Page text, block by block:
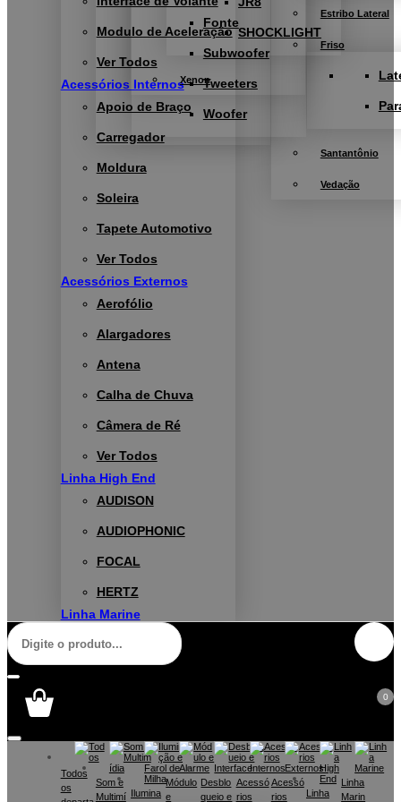
Modulo de Aceleração
Ver Todos
Acessórios Internos
Apoio de Braço
Carregador
Moldura
Soleira
Tapete Automotivo
Ver Todos
Acessórios Externos
Aerofólio
Alargadores
Antena
Calha de Chuva
Câmera de Ré
Ver Todos
Linha High End
AUDISON
AUDIOPHONIC
FOCAL
HERTZ
Linha Marine
Fonte
Subwoofer
Tweeters
Woofer
SHOCKLIGHT
Xenon
Estribo Lateral
Friso
Santantônio
Vedação
0
Todos
os
Som e
Multimí Ilumina
Módulo
e
Desblo
queio e
Acessó
rios
Acessó
rios
Linha
Linha
Marin